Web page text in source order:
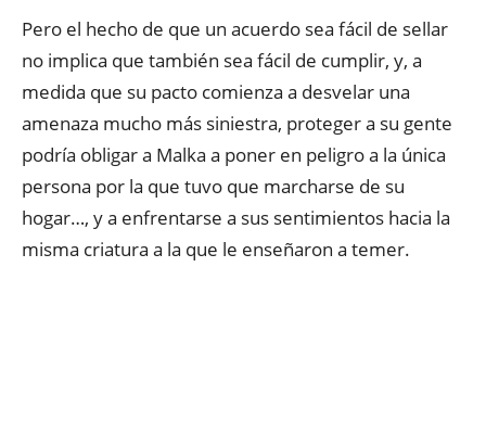
Pero el hecho de que un acuerdo sea fácil de sellar
no implica que también sea fácil de cumplir, y, a
medida que su pacto comienza a desvelar una
amenaza mucho más siniestra, proteger a su gente
podría obligar a Malka a poner en peligro a la única
persona por la que tuvo que marcharse de su
hogar…, y a enfrentarse a sus sentimientos hacia la
misma criatura a la que le enseñaron a temer.